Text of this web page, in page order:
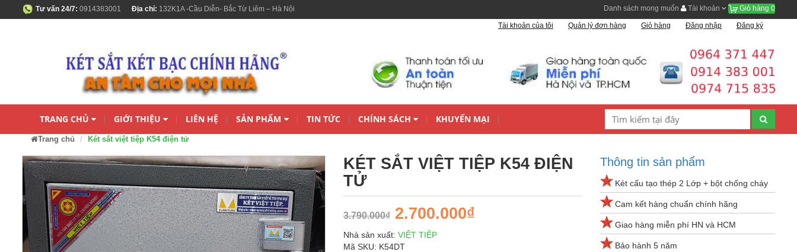
Tư vấn 24/7: 0914383001 Địa chỉ: 132K1A -Cầu Diễn- Bắc Từ Liêm – Hà Nội Danh sách mong muốn Tài khoản Giỏ hàng 0
Tài khoản của tôi Quản lý đơn hàng Giỏ hàng Đăng nhập Đăng ký
TRANG CHỦ GIỚI THIỆU LIÊN HỆ SẢN PHẨM TIN TỨC CHÍNH SÁCH KHUYẾN MẠI
Trang chủ Két sắt việt tiệp K54 điện tử
KÉT SẮT VIỆT TIỆP K54 ĐIỆN
TỬ
3.790.000₫ 2.700.000₫
Nhà sản xuất: VIỆT TIỆP
Mã SKU: K54DT
Thông tin sản phẩm
Két cấu tạo thép 2 Lớp + bột chống cháy
Cam kết hàng chuẩn chính hãng
Giao hàng miễn phí HN và HCM
Bảo hành 5 năm